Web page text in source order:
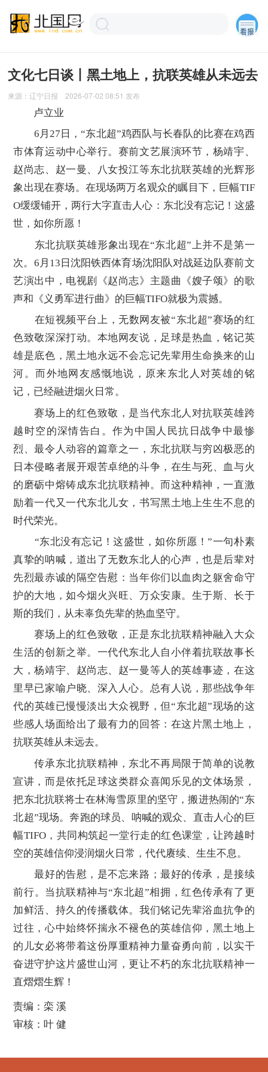
文化七日谈丨黑土地上，抗联英雄从未远去
来源：辽宁日报 2026-07-02 08:51 发布
卢立业
6月27日，“东北超”鸡西队与长春队的比赛在鸡西
市体育运动中心举行。赛前文艺展演环节，杨靖宇、
赵尚志、赵一曼、八女投江等东北抗联英雄的光辉形
象出现在赛场。在现场两万名观众的瞩目下，巨幅TIF
O缓缓铺开，两行大字直击人心：东北没有忘记！这盛
世，如你所愿！
东北抗联英雄形象出现在“东北超”上并不是第一
次。6月13日沈阳铁西体育场沈阳队对战延边队赛前文
艺演出中，电视剧《赵尚志》主题曲《嫂子颂》的歌
声和《义勇军进行曲》的巨幅TIFO就极为震撼。
在短视频平台上，无数网友被“东北超”赛场的红
色致敬深深打动。本地网友说，足球是热血，铭记英
雄是底色，黑土地永远不会忘记先辈用生命换来的山
河。而外地网友感慨地说，原来东北人对英雄的铭
记，已经融进烟火日常。
赛场上的红色致敬，是当代东北人对抗联英雄跨
越时空的深情告白。作为中国人民抗日战争中最惨
烈、最令人动容的篇章之一，东北抗联与穷凶极恶的
日本侵略者展开艰苦卓绝的斗争，在生与死、血与火
的磨砺中熔铸成东北抗联精神。而这种精神，一直激
励着一代又一代东北儿女，书写黑土地上生生不息的
时代荣光。
“东北没有忘记！这盛世，如你所愿！”一句朴素
真挚的呐喊，道出了无数东北人的心声，也是后辈对
先烈最赤诚的隔空告慰：当年你们以血肉之躯舍命守
护的大地，如今烟火兴旺、万众安康。生于斯、长于
斯的我们，从未辜负先辈的热血坚守。
赛场上的红色致敬，正是东北抗联精神融入大众
生活的创新之举。一代代东北人自小伴着抗联故事长
大，杨靖宇、赵尚志、赵一曼等人的英雄事迹，在这
里早已家喻户晓、深入人心。总有人说，那些战争年
代的英雄已慢慢淡出大众视野，但“东北超”现场的这
些感人场面给出了最有力的回答：在这片黑土地上，
抗联英雄从未远去。
传承东北抗联精神，东北不再局限于简单的说教
宣讲，而是依托足球这类群众喜闻乐见的文体场景，
把东北抗联将士在林海雪原里的坚守，搬进热闹的“东
北超”现场。奔跑的球员、呐喊的观众、直击人心的巨
幅TIFO，共同构筑起一堂行走的红色课堂，让跨越时
空的英雄信仰浸润烟火日常，代代赓续、生生不息。
最好的告慰，是不忘来路；最好的传承，是接续
前行。当抗联精神与“东北超”相拥，红色传承有了更
加鲜活、持久的传播载体。我们铭记先辈浴血抗争的
过往，心中始终怀揣永不褪色的英雄信仰，黑土地上
的儿女必将带着这份厚重精神力量奋勇向前，以实干
奋进守护这片盛世山河，更让不朽的东北抗联精神一
直熠熠生辉！
责编：栾 溪
审核：叶 健